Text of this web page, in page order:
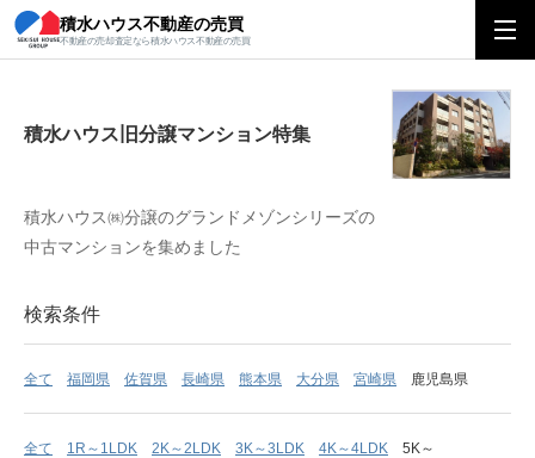
積水ハウス不動産の売買
不動産の売却査定なら積水ハウス不動産の売買
積水ハウス旧分譲マンション特集
積水ハウス旧分譲マンション特集
積水ハウス㈱分譲のグランドメゾンシリーズの
中古マンションを集めました
検索条件
全て 福岡県 佐賀県 長崎県 熊本県 大分県 宮崎県 鹿児島県
全て 1R～1LDK 2K～2LDK 3K～3LDK 4K～4LDK 5K～